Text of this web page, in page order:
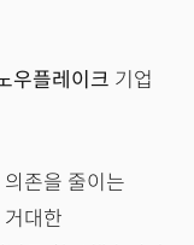
우플레이크 기업
존을 줄이는
대한